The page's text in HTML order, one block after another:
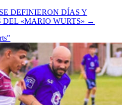
DEFINIERON DÍAS Y
«MARIO WURTS» →